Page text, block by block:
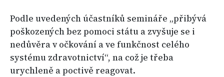
Podle uvedených účastníků semináře „přibývá
poškozených bez pomoci státu a zvyšuje se i
nedůvěra v očkování a ve funkčnost celého
systému zdravotnictví“, na což je třeba
urychleně a poctivě reagovat.